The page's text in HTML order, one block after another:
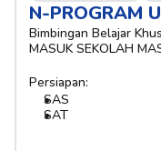
N-PROGRAM
Bimbingan Belajar
MASUK SEKOLAH
Persiapan:
SAS
SAT